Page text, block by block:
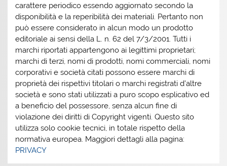
carattere periodico essendo aggiornato secondo la
disponibilità e la reperibilità dei materiali. Pertanto non
può essere considerato in alcun modo un prodotto
editoriale ai sensi della L. n. 62 del 7/3/2001. Tutti i
marchi riportati appartengono ai legittimi proprietari;
marchi di terzi, nomi di prodotti, nomi commerciali, nomi
corporativi e società citati possono essere marchi di
proprietà dei rispettivi titolari o marchi registrati d’altre
società e sono stati utilizzati a puro scopo esplicativo ed
a beneficio del possessore, senza alcun fine di
violazione dei diritti di Copyright vigenti. Questo sito
utilizza solo cookie tecnici, in totale rispetto della
normativa europea. Maggiori dettagli alla pagina:
PRIVACY